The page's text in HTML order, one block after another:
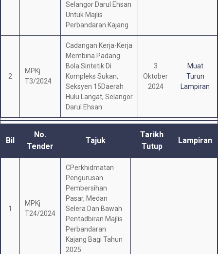
Selangor Darul Ehsan
Untuk Majlis
Perbandaran Kajang
2
MPKj
T3/2024
Cadangan Kerja-Kerja
Membina Padang
Bola Sintetik Di
Kompleks Sukan,
Seksyen 15Daerah
Hulu Langat, Selangor
Darul Ehsan
3
Oktober
2024
Muat
Turun
Lampiran
Bil
No.
Tender
Tajuk
Tarikh
Tutup
Lampiran
1
MPKj
T24/2024
CPerkhidmatan
Pengurusan
Pembersihan
Pasar, Medan
Selera Dan Bawah
Pentadbiran Majlis
Perbandaran
Kajang Bagi Tahun
2025